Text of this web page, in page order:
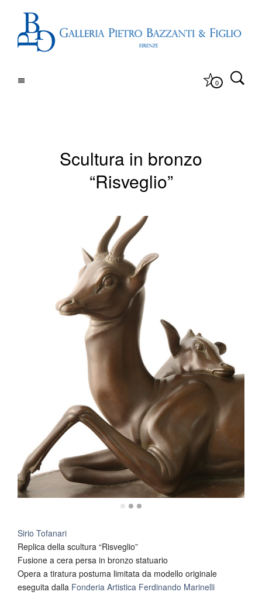
0
Scultura in bronzo
“Risveglio”
Sirio Tofanari
Replica della scultura “Risveglio”
Fusione a cera persa in bronzo statuario
Opera a tiratura postuma limitata da modello originale
eseguita dalla Fonderia Artistica Ferdinando Marinelli